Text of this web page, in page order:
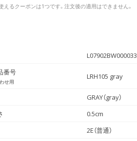
るクーポンは1つです。注文後の適用はできません。
L07902BW000033
番号
せ用
LRH105 gray
GRAY（gray）
0.5cm
2E（普通）